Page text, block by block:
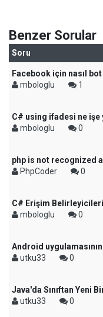
Benzer Sorular
Soru
Facebook için nasıl bot
mbologlu
1
C# using ifadesi ne işe
mbologlu
0
php is not recognized
PhpCoder
0
C# Erişim
mbologlu
0
Android
utku33
0
Java'da Sınıftan Yeni
utku33
0